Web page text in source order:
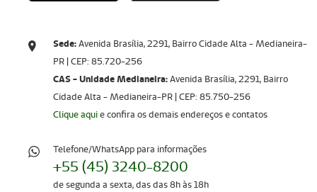
Sede:Avenida Brasília, 2291, Bairro Cidade Alta - Medianeira-
PR | CEP: 85.720-256​​​​​​​
CAS - Unidade Medianeira:Avenida Brasília, 2291, Bairro
Cidade Alta - Medianeira-PR | CEP: 85.750-256
Clique aquie confira os demais endereços e contatos
Telefone/WhatsApp para informações
+55 (45) 3240-8200
de segunda a sexta, das das 8h às 18h